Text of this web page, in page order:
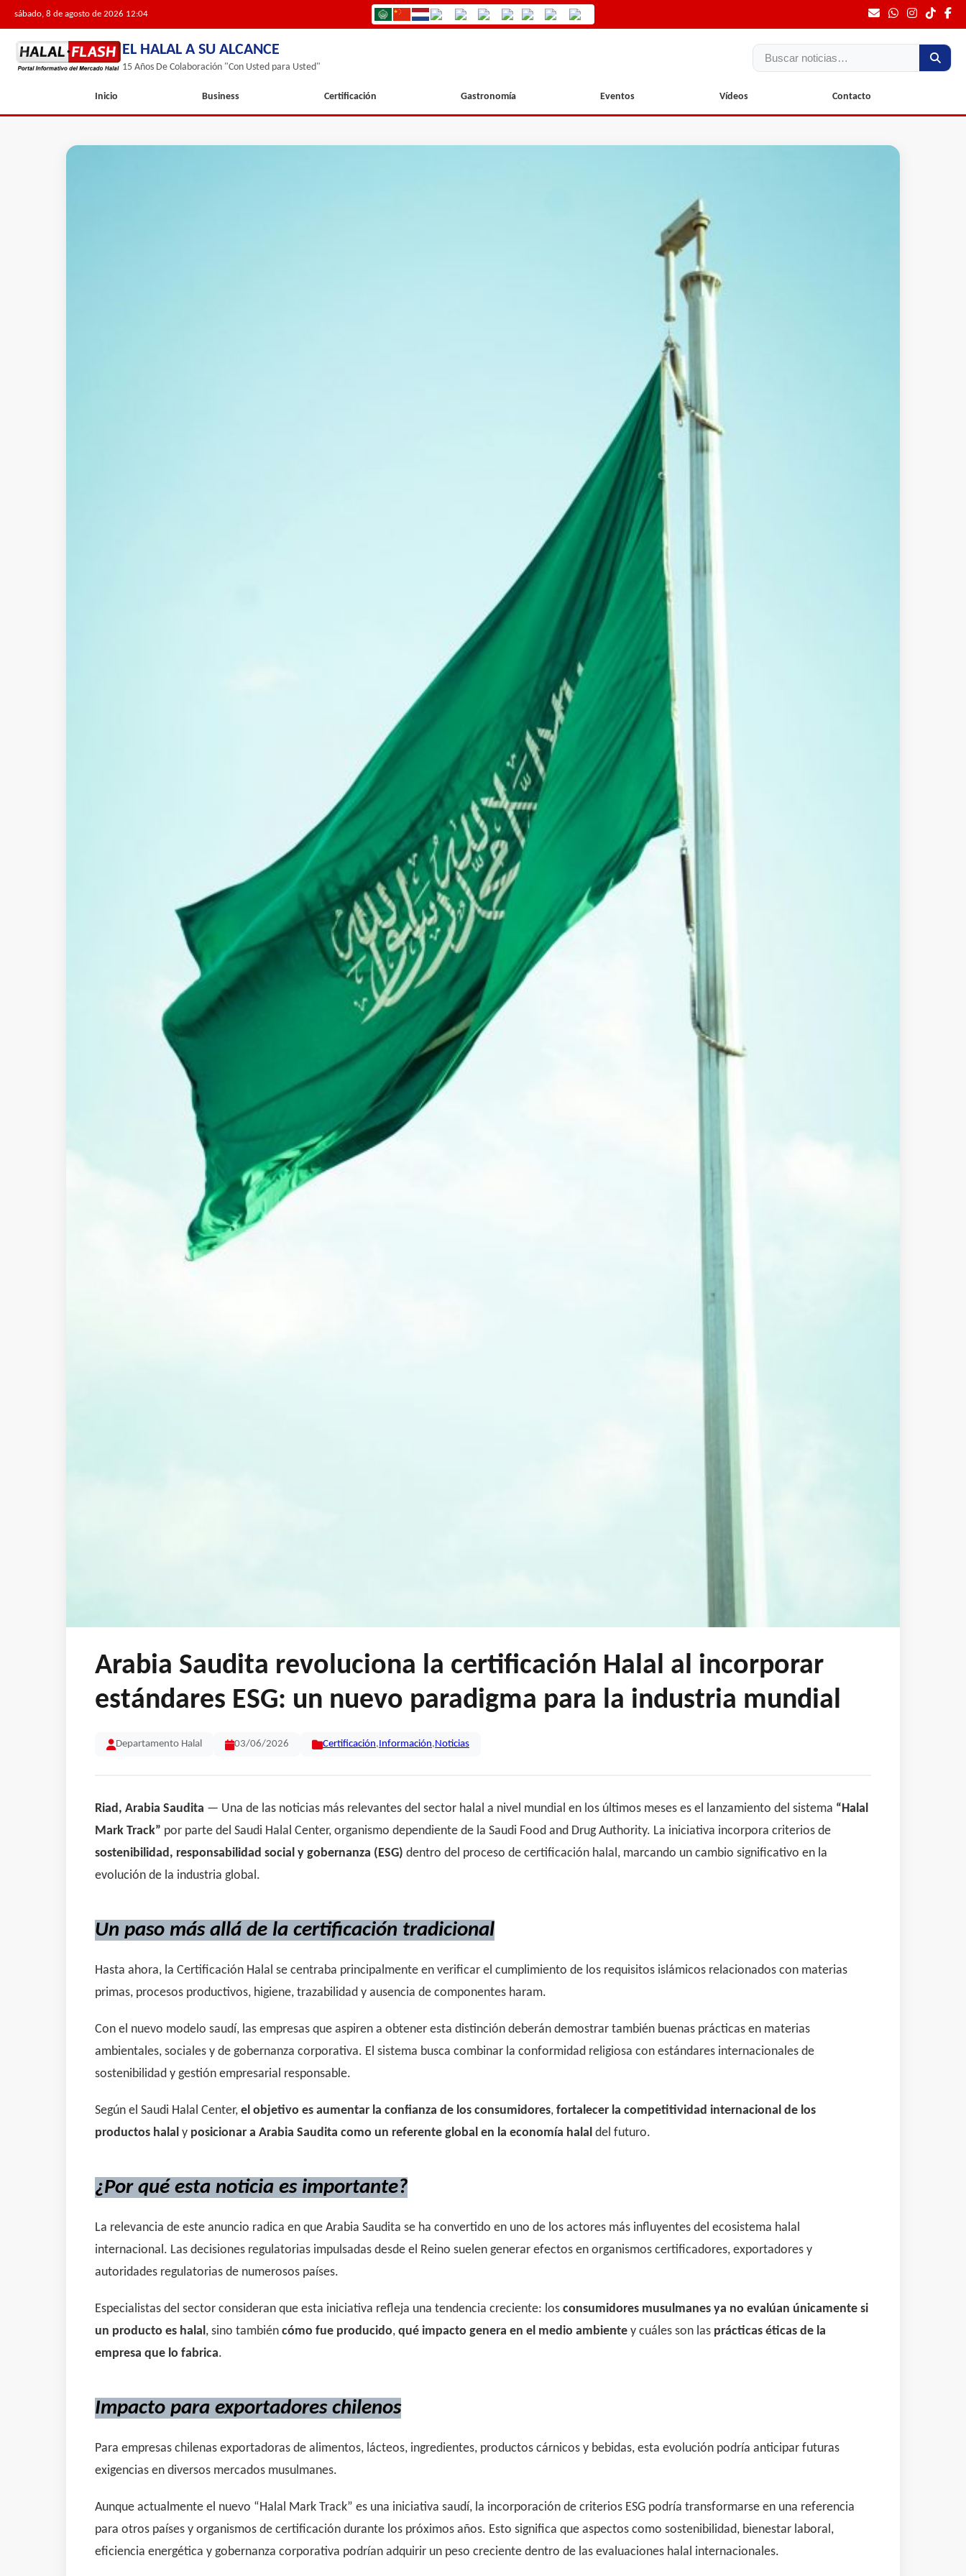
sábado, 8 de agosto de 2026 12:04
EL HALAL A SU ALCANCE
15 Años De Colaboración "Con Usted para Usted"
Buscar
Inicio Business Certificación Gastronomía Eventos Vídeos Contacto
Arabia Saudita revoluciona la certificación Halal al incorporar
estándares ESG: un nuevo paradigma para la industria mundial
Departamento Halal 03/06/2026 Certificación,Información,Noticias
Riad, Arabia Saudita — Una de las noticias más relevantes del sector halal a nivel mundial en los últimos meses es el lanzamiento del sistema “Halal
Mark Track” por parte del Saudi Halal Center, organismo dependiente de la Saudi Food and Drug Authority. La iniciativa incorpora criterios de
sostenibilidad, responsabilidad social y gobernanza (ESG) dentro del proceso de certificación halal, marcando un cambio significativo en la
evolución de la industria global.
Un paso más allá de la certificación tradicional
Hasta ahora, la Certificación Halal se centraba principalmente en verificar el cumplimiento de los requisitos islámicos relacionados con materias
primas, procesos productivos, higiene, trazabilidad y ausencia de componentes haram.
Con el nuevo modelo saudí, las empresas que aspiren a obtener esta distinción deberán demostrar también buenas prácticas en materias
ambientales, sociales y de gobernanza corporativa. El sistema busca combinar la conformidad religiosa con estándares internacionales de
sostenibilidad y gestión empresarial responsable.
Según el Saudi Halal Center, el objetivo es aumentar la confianza de los consumidores, fortalecer la competitividad internacional de los
productos halal y posicionar a Arabia Saudita como un referente global en la economía halal del futuro.
¿Por qué esta noticia es importante?
La relevancia de este anuncio radica en que Arabia Saudita se ha convertido en uno de los actores más influyentes del ecosistema halal
internacional. Las decisiones regulatorias impulsadas desde el Reino suelen generar efectos en organismos certificadores, exportadores y
autoridades regulatorias de numerosos países.
Especialistas del sector consideran que esta iniciativa refleja una tendencia creciente: los consumidores musulmanes ya no evalúan únicamente si
un producto es halal , sino también cómo fue producido, qué impacto genera en el medio ambiente y cuáles son las prácticas éticas de la
empresa que lo fabrica.
Impacto para exportadores chilenos
Para empresas chilenas exportadoras de alimentos, lácteos, ingredientes, productos cárnicos y bebidas, esta evolución podría anticipar futuras
exigencias en diversos mercados musulmanes.
Aunque actualmente el nuevo “Halal Mark Track” es una iniciativa saudí, la incorporación de criterios ESG podría transformarse en una referencia
para otros países y organismos de certificación durante los próximos años. Esto significa que aspectos como sostenibilidad, bienestar laboral,
eficiencia energética y gobernanza corporativa podrían adquirir un peso creciente dentro de las evaluaciones halal internacionales.